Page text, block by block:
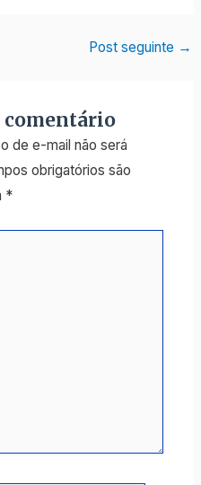
Post seguinte →
comentário
de e-mail não será
obrigatórios são
*